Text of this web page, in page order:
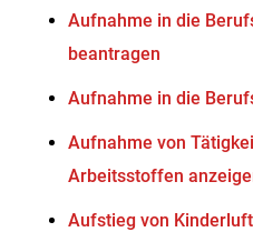
Aufnahme in die
beantragen
Aufnahme in die
Aufnahme von
Arbeitsstoffen
Aufstieg von